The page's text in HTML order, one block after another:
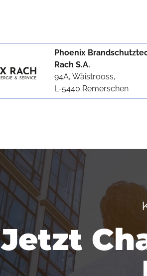
Phoenix
Rach S.A.
94A, Wäistrooss,
L-5440 Remerschen
Jetzt